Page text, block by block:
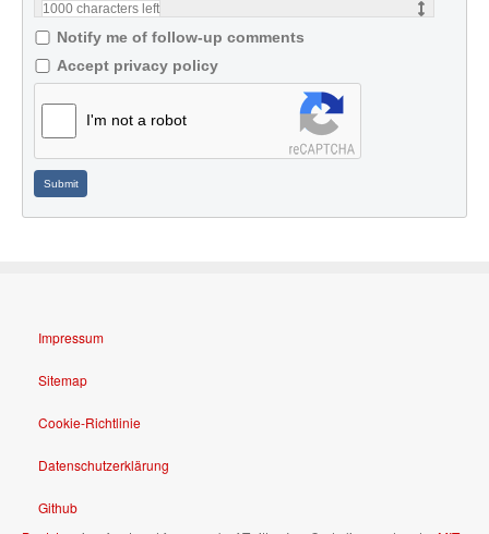
1000 characters left
Notify me of follow-up comments
Accept privacy policy
I'm not a robot
Submit
Impressum
Sitemap
Cookie-Richtlinie
Datenschutzerklärung
Github